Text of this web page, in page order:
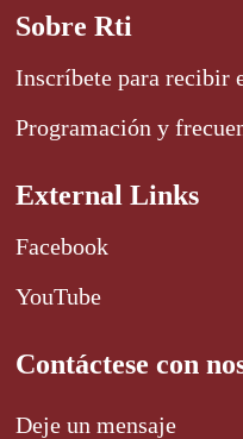
Sobre Rti
Inscríbete para recibir
Programación y
External Links
Facebook
YouTube
Contáctese con
Deje un mensaje